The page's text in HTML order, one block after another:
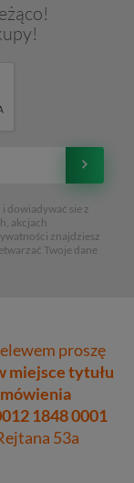
dowiadywać sie z
akcjach
znajdziesz
Twoje dane
proszę
miejsce tytułu
1848 0001
53a